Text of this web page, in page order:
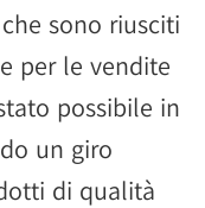
sono riusciti
per le vendite
possibile in
un giro
di qualità